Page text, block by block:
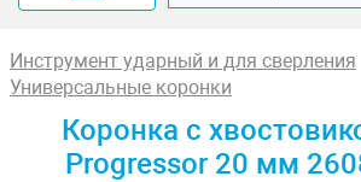
Инструмент ударный и для сверления
Универсальные коронки
Коронка с
Progressor 20 мм